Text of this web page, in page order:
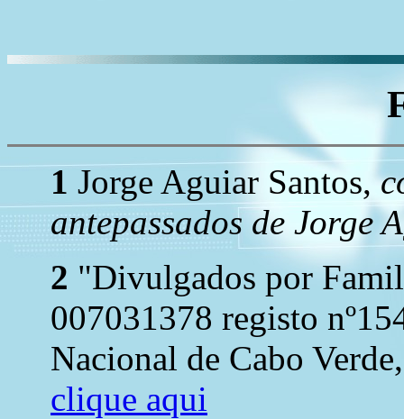
1 Jorge Aguiar Santos,
antepassados de Jorge
2 "Divulgados por
007031378 registo
Nacional de Cabo
clique aqui